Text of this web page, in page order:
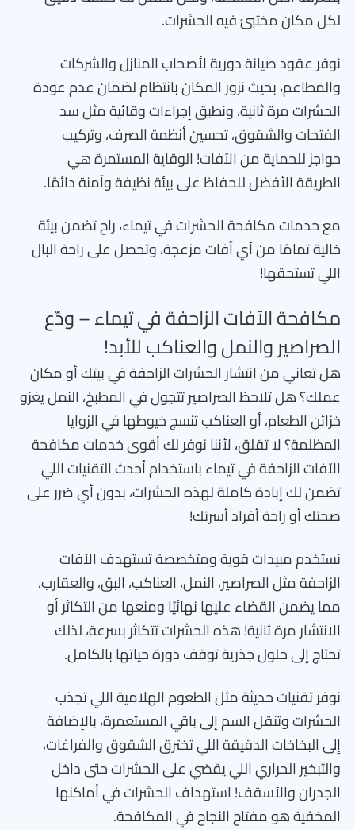
لكل مكان مختبئ فيه الحشرات.
نوفر عقود صيانة دورية لأصحاب المنازل والشركات
والمطاعم، بحيث نزور المكان بانتظام لضمان عدم عودة
الحشرات مرة ثانية، ونطبق إجراءات وقائية مثل سد
الفتحات والشقوق، تحسين أنظمة الصرف، وتركيب
حواجز للحماية من الآفات! الوقاية المستمرة هي
الطريقة الأفضل للحفاظ على بيئة نظيفة وآمنة دائمًا.
مع خدمات مكافحة الحشرات في تيماء، راح تضمن بيئة
خالية تمامًا من أي آفات مزعجة، وتحصل على راحة البال
اللي تستحقها!
مكافحة الآفات الزاحفة في تيماء – ودّع
الصراصير والنمل والعناكب للأبد!
هل تعاني من انتشار الحشرات الزاحفة في بيتك أو مكان
عملك؟ هل تلاحظ الصراصير تتجول في المطبخ، النمل يغزو
خزائن الطعام، أو العناكب تنسج خيوطها في الزوايا
المظلمة؟ لا تقلق، لأننا نوفر لك أقوى خدمات مكافحة
الآفات الزاحفة في تيماء باستخدام أحدث التقنيات اللي
تضمن لك إبادة كاملة لهذه الحشرات، بدون أي ضرر على
صحتك أو راحة أفراد أسرتك!
نستخدم مبيدات قوية ومتخصصة تستهدف الآفات
الزاحفة مثل الصراصير، النمل، العناكب، البق، والعقارب،
مما يضمن القضاء عليها نهائيًا ومنعها من التكاثر أو
الانتشار مرة ثانية! هذه الحشرات تتكاثر بسرعة، لذلك
تحتاج إلى حلول جذرية توقف دورة حياتها بالكامل.
نوفر تقنيات حديثة مثل الطعوم الهلامية اللي تجذب
الحشرات وتنقل السم إلى باقي المستعمرة، بالإضافة
إلى البخاخات الدقيقة اللي تخترق الشقوق والفراغات،
والتبخير الحراري اللي يقضي على الحشرات حتى داخل
الجدران والأسقف! استهداف الحشرات في أماكنها
المخفية هو مفتاح النجاح في المكافحة.